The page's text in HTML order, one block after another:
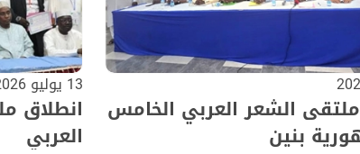
الشعر العربي الخامس
بنين
13 يوليو 2026
انطلاق
العربي